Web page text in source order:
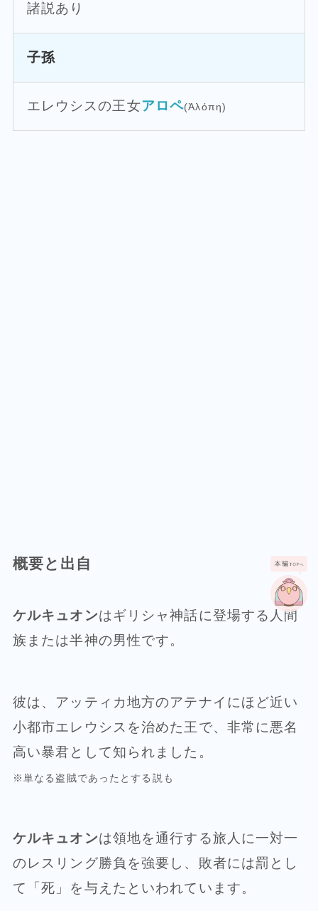
諸説あり
子孫
エレウシスの王女アロペ(Ἀλόπη)
概要と出自
ケルキュオンはギリシャ神話に登場する人間
族または半神の男性です。
彼は、アッティカ地方のアテナイにほど近い
小都市エレウシスを治めた王で、非常に悪名
高い暴君として知られました。
※単なる盗賊であったとする説も
ケルキュオンは領地を通行する旅人に一対一
のレスリング勝負を強要し、敗者には罰とし
て「死」を与えたといわれています。